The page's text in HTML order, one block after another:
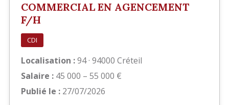
médica…
COMMERCIAL EN AGENCEMENT
F/H
CDI
Localisation :94 · 94000 Créteil
Salaire : 45 000 – 55 000 €
Publié le : 27/07/2026